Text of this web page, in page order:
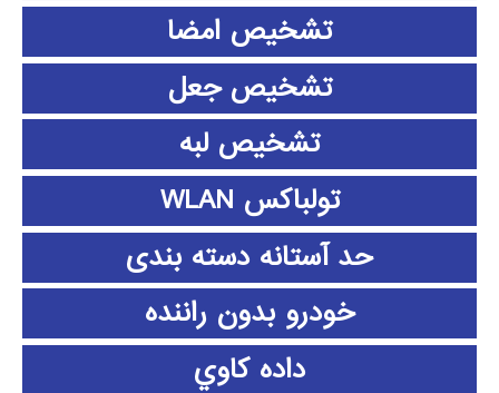
تشخیص امضا
تشخیص جعل
تشخیص لبه
تولباکس WLAN
حد آستانه دسته بندی
خودرو بدون راننده
داده كاوي